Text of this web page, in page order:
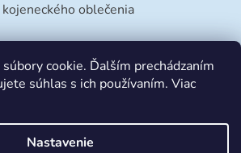
cookie. Ďalším prechádzaním
súhlas s ich používaním. Viac
Nastavenie
oblečenia